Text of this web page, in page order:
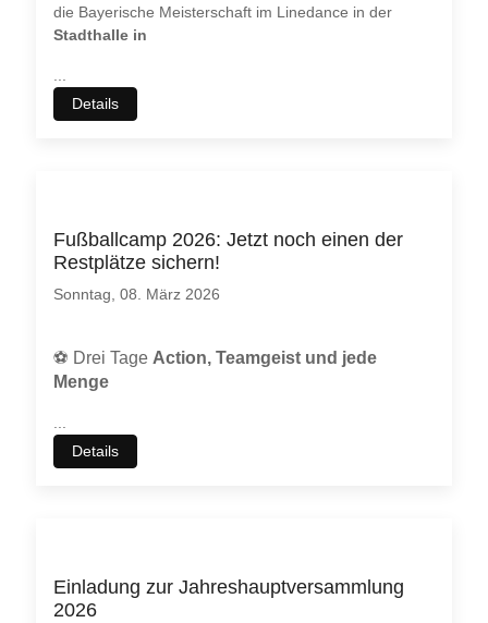
die Bayerische Meisterschaft im Linedance in der
Stadthalle in
...
Details
Fußballcamp 2026: Jetzt noch einen der
Restplätze sichern!
Sonntag, 08. März 2026
⚽ Drei Tage Action, Teamgeist und jede
Menge
...
Details
Einladung zur Jahreshauptversammlung
2026